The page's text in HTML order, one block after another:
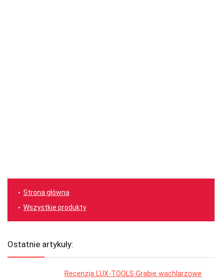
Strona główna
Wszystkie produkty
Ostatnie artykuły:
Recenzja LUX-TOOLS Grabie wachlarzowe